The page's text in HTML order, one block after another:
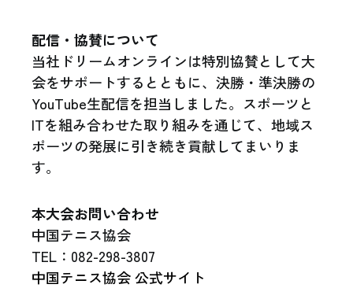
配信・協賛について
当社ドリームオンラインは特別協賛として大
会をサポートするとともに、決勝・準決勝の
YouTube生配信を担当しました。スポーツと
ITを組み合わせた取り組みを通じて、地域ス
ポーツの発展に引き続き貢献してまいりま
す。
本大会お問い合わせ
中国テニス協会
TEL：082-298-3807
中国テニス協会 公式サイト